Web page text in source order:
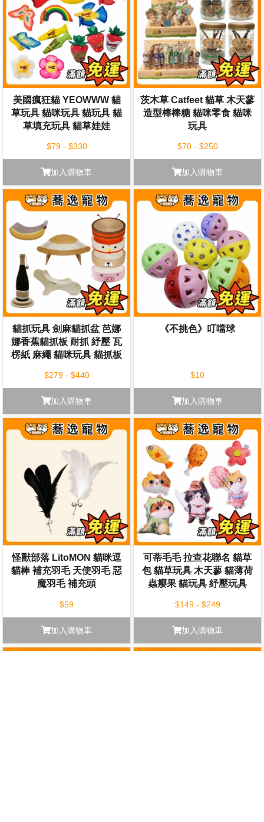
美國瘋狂貓 YEOWWW 貓
草玩具 貓咪玩具 貓玩具 貓
草填充玩具 貓草娃娃
$79 - $330
加入購物車
茨木草 Catfeet 貓草 木天蓼
造型棒棒糖 貓咪零食 貓咪
玩具
$70 - $250
加入購物車
貓抓玩具 劍麻貓抓盆 芭娜
娜香蕉貓抓板 耐抓 紓壓 瓦
楞紙 麻繩 貓咪玩具 貓抓板
$279 - $440
加入購物車
《不挑色》叮噹球
$10
加入購物車
怪獸部落 LitoMON 貓咪逗
貓棒 補充羽毛 天使羽毛 惡
魔羽毛 補充頭
$59
加入購物車
可蒂毛毛 拉查花聯名 貓草
包 貓草玩具 木天蓼 貓薄荷
蟲癭果 貓玩具 紓壓玩具
$149 - $249
加入購物車